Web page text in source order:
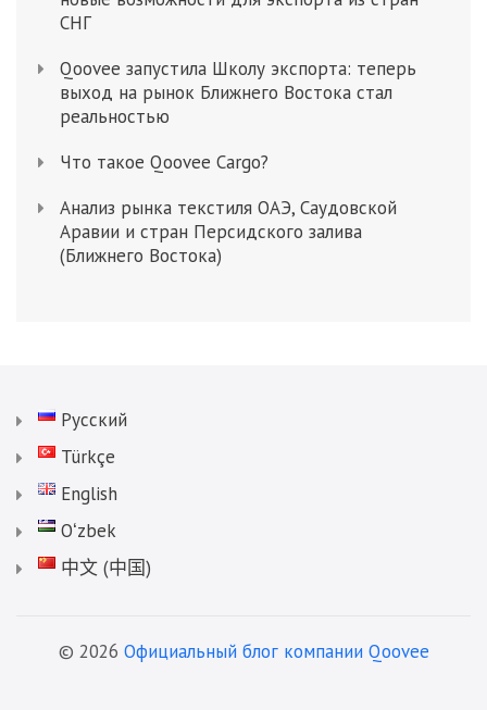
СНГ
Qoovee запустила Школу экспорта: теперь
выход на рынок Ближнего Востока стал
реальностью
Что такое Qoovee Cargo?
Анализ рынка текстиля ОАЭ, Саудовской
Аравии и стран Персидского залива
(Ближнего Востока)
Русский
Türkçe
English
Oʻzbek
中文 (中国)
© 2026 Официальный блог компании Qoovee